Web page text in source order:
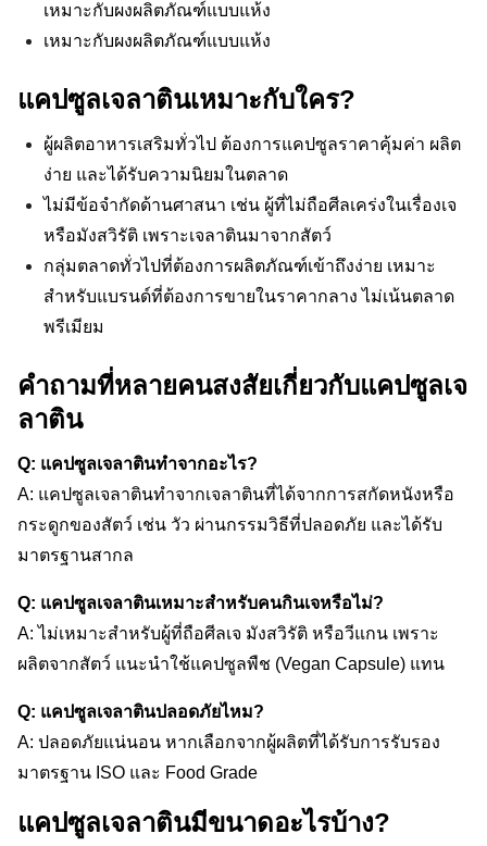
Search
Search
เหมาะกับผงผลิตภัณฑ์แบบแห้ง
เหมาะกับผงผลิตภัณฑ์แบบแห้ง
แคปซูลเจลาตินเหมาะกับใคร?
ผู้ผลิตอาหารเสริมทั่วไป ต้องการแคปซูลราคาคุ้มค่า ผลิต
ง่าย และได้รับความนิยมในตลาด
ไม่มีข้อจำกัดด้านศาสนา เช่น ผู้ที่ไม่ถือศีลเคร่งในเรื่องเจ
หรือมังสวิรัติ เพราะเจลาตินมาจากสัตว์
กลุ่มตลาดทั่วไปที่ต้องการผลิตภัณฑ์เข้าถึงง่าย เหมาะ
สำหรับแบรนด์ที่ต้องการขายในราคากลาง ไม่เน้นตลาด
พรีเมียม
คำถามที่หลายคนสงสัยเกี่ยวกับแคปซูลเจ
ลาติน
Q: แคปซูลเจลาตินทำจากอะไร?
A: แคปซูลเจลาตินทำจากเจลาตินที่ได้จากการสกัดหนังหรือ
กระดูกของสัตว์ เช่น วัว ผ่านกรรมวิธีที่ปลอดภัย และได้รับ
มาตรฐานสากล
Q: แคปซูลเจลาตินเหมาะสำหรับคนกินเจหรือไม่?
A: ไม่เหมาะสำหรับผู้ที่ถือศีลเจ มังสวิรัติ หรือวีแกน เพราะ
ผลิตจากสัตว์ แนะนำใช้แคปซูลพืช (Vegan Capsule) แทน
Q: แคปซูลเจลาตินปลอดภัยไหม?
A: ปลอดภัยแน่นอน หากเลือกจากผู้ผลิตที่ได้รับการรับรอง
มาตรฐาน ISO และ Food Grade
แคปซูลเจลาตินมีขนาดอะไรบ้าง?